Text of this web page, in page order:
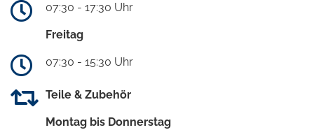
07:30 - 17:30 Uhr
Freitag
07:30 - 15:30 Uhr
Teile & Zubehör
Montag bis Donnerstag